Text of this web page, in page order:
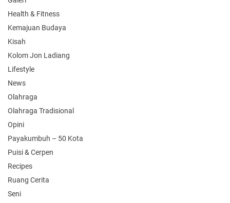
Health & Fitness
Kemajuan Budaya
Kisah
Kolom Jon Ladiang
Lifestyle
News
Olahraga
Olahraga Tradisional
Opini
Payakumbuh – 50 Kota
Puisi & Cerpen
Recipes
Ruang Cerita
Seni